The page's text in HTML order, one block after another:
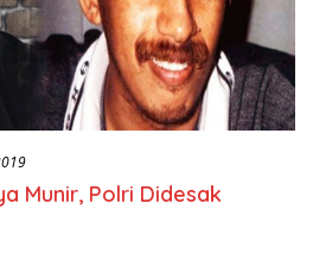
Munir, Polri Didesak